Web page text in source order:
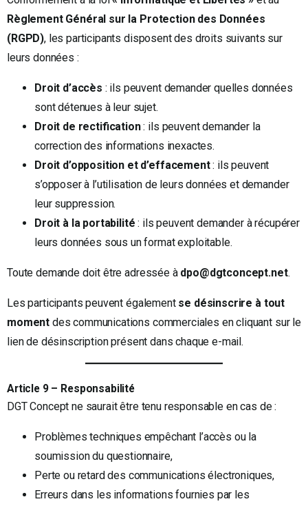
Règlement Général sur la Protection des Données
(RGPD), les participants disposent des droits suivants sur
leurs données :
Droit d’accès : ils peuvent demander quelles données
sont détenues à leur sujet.
Droit de rectification: ils peuvent demander la
correction des informations inexactes.
Droit d’opposition et d’effacement: ils peuvent
s’opposer à l’utilisation de leurs données et demander
leur suppression.
Droit à la portabilité : ils peuvent demander à récupérer
leurs données sous un format exploitable.
Toute demande doit être adressée à dpo@dgtconcept.net.
Les participants peuvent également se désinscrire à tout
moment des communications commerciales en cliquant sur le
lien de désinscription présent dans chaque e-mail.
Article 9 – Responsabilité
DGT Concept ne saurait être tenu responsable en cas de :
Problèmes techniques empêchant l’accès ou la
soumission du questionnaire,
Perte ou retard des communications électroniques,
Erreurs dans les informations fournies par les